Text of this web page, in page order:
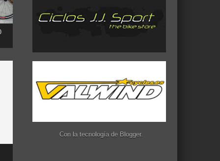
Con la tecnología de Blogger.